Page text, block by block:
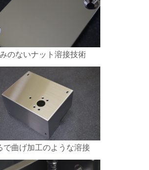
のないナット溶接技術
で曲げ加工のような溶接